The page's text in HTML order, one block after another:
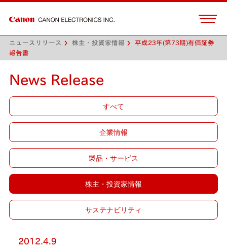
ニュースリリース 株主・投資家情報
平成23年(第73期)有価証券
報告書
News Release
すべて
企業情報
製品・サービス
株主・投資家情報
サステナビリティ
2012.4.9